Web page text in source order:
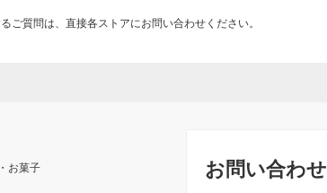
質問は、直接各ストアにお問い合わせください。
お問い合わせ
お菓子